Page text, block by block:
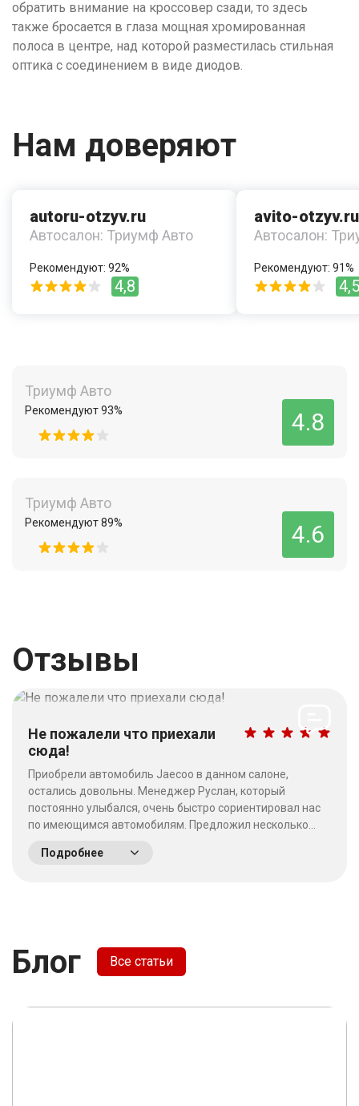
обратить внимание на кроссовер сзади, то здесь
также бросается в глаза мощная хромированная
полоса в центре, над которой разместилась стильная
оптика с соединением в виде диодов.
Нам доверяют
autoru-otzyv.ru
Автосалон: Триумф Авто
Рекомендуют: 92%
4,8
avito-otzyv.ru
Автосалон:
Рекомендуют: 91%
4,5
Триумф Авто
Рекомендуют 93% 4.8
Триумф Авто
Рекомендуют 89% 4.6
Отзывы
Не пожалели что приехали
сюда!
Приобрели автомобиль Jaecoo в данном салоне,
остались довольны. Менеджер Руслан, который
постоянно улыбался, очень быстро сориентировал нас
по имеющимся автомобилям. Предложил несколько
пожалели что приехали сюда! Качество работы на
Подробнее
Блог Все статьи